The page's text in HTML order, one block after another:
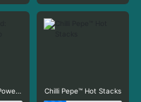
Chests of Gold: Power Combo Chilli Pepe™ Hot Stacks